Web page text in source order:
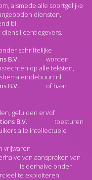
alsmede alle soortgelijke
diensten,
bij
diens licentiegevers.
schriftelijke
worden
op alle teksten,
of haar
geluiden en/of
toesturen
alle intellectuele
vrijwaren
van aanspraken van
is derhalve onder
te exploiteren.